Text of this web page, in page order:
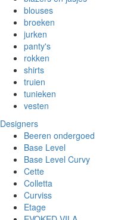
blouses
broeken
jurken
panty's
rokken
shirts
truien
tunieken
vesten
Designers
Beeren ondergoed
Base Level
Base Level Curvy
Cette
Colletta
Curviss
Etage